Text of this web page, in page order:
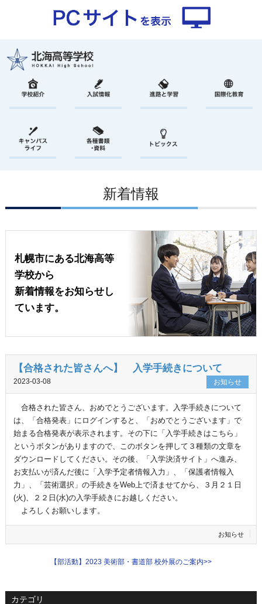
新着情報
札幌市にある北海高等
学校から
新着情報をお知らせし
ています。
【合格された皆さんへ】 入学手続きについて
2023-03-08 お知らせ
合格された皆さん、おめでとうございます。入学手続きについて
は、「合格発表」にログインすると、「おめでとうございます」で
始まる合格発表が表示されます。その下に「入学手続きはこちら」
というボタンがありますので、このボタンを押して３種類の文章を
ダウンロードしてください。その後、「入学決済サイト」へ進み、
お支払いが済んだ後に「入学予定者情報入力」、「保護者情報入
力」、「芸術選択」の手続きをWeb上で済ませてから、３月２１日
(火)、２２日(水)の入学手続きにお越しください。
よろしくお願いします。
お知らせ
【部活動】2023 美術部・書道部 校外展のご案内>>
カテゴリ